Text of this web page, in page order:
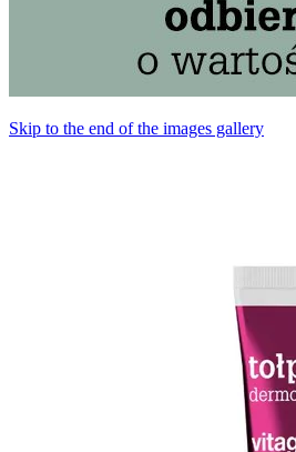
Skip to the end of the images gallery